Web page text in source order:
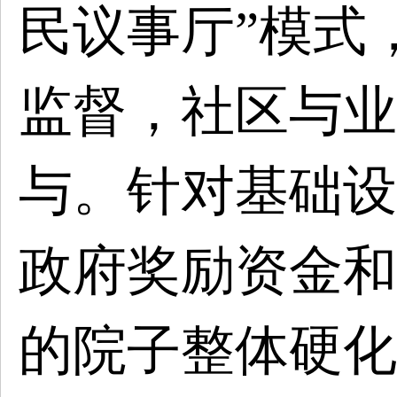
民议事厅”模式
监督，社区与
与。针对基础
政府奖励资金
的院子整体硬